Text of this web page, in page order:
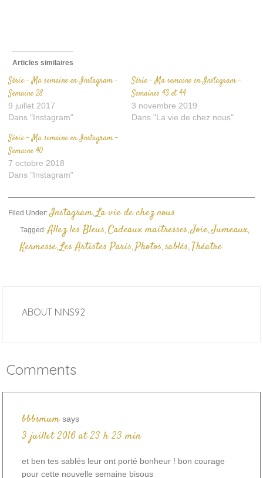
Articles similaires
Série – Ma semaine en Instagram –
Semaine 28
9 juillet 2017
Dans "Instagram"
Série – Ma semaine en Instagram –
Semaines 43 et 44
3 novembre 2019
Dans "La vie de chez nous"
Série – Ma semaine en Instagram –
Semaine 40
7 octobre 2018
Dans "Instagram"
Filed Under:Instagram,La vie de chez nous
Tagged:Allez les Bleus,Cadeaux maitresses,Joie,Jumeaux,
Kermesse,Les Artistes Paris,Photos,sablés, Théatre
ABOUT NINS92
Comments
bbbsmum says
3 juillet 2016 at 23 h 23 min
et ben tes sablés leur ont porté bonheur ! bon courage
pour cette nouvelle semaine bisous